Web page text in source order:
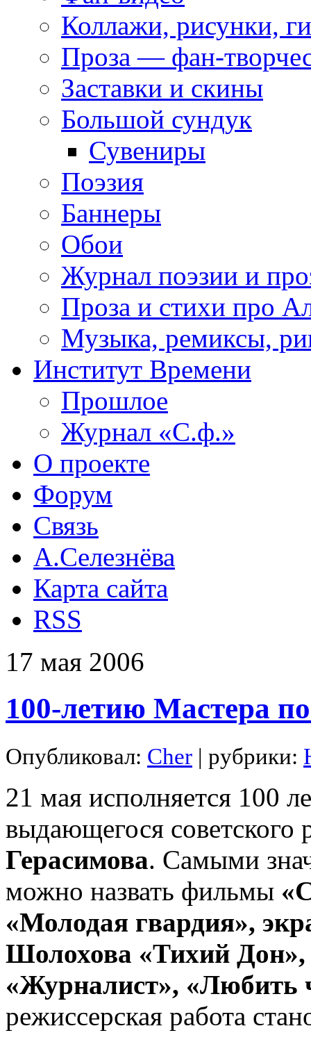
Коллажи, рисунки,
Проза — фан-
Заставки и скины
Большой сундук
Сувениры
Поэзия
Баннеры
Обои
Журнал поэзии и
Проза и стихи про
Музыка, ремиксы,
Институт Времени
Прошлое
Журнал «С.ф.»
О проекте
Форум
Связь
А.Селезнёва
Карта сайта
RSS
17 мая 2006
100-летию Мастера
Опубликовал: Cher | рубрики:
21 мая исполняется 100
выдающегося советского
Герасимова. Самыми
можно назвать фильмы
«Молодая гвардия»,
Шолохова «Тихий Дон»,
«Журналист», «Любить
режиссерская работа